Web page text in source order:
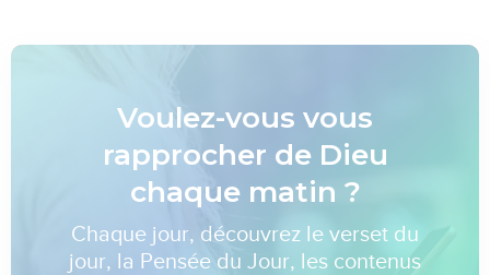
Voulez-vous vous
rapprocher de Dieu
chaque matin ?
Chaque jour, découvrez le verset du
jour, la Pensée du Jour, les contenus